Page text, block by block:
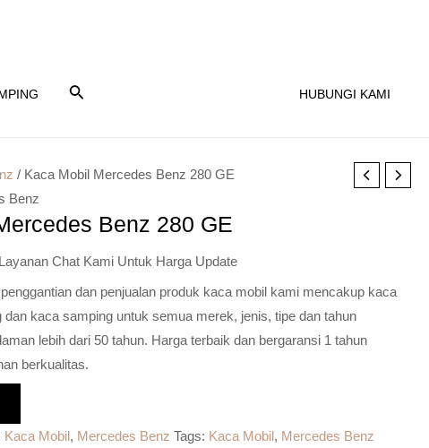
HUBUNGI KAMI
/ Kaca Mobil Mercedes Benz 280 GE
Benz
Benz 280 GE
Chat Kami Untuk Harga Update
dan penjualan produk kaca mobil kami mencakup kaca
dan kaca samping untuk semua merek, jenis, tipe dan tahun
lebih dari 50 tahun. Harga terbaik dan bergaransi 1 tahun
berkualitas.
Kaca Mobil, Mercedes Benz Tags: Kaca Mobil, Mercedes Benz